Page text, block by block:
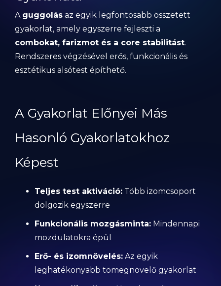
A guggolás az egyik legfontosabb összetett
gyakorlat, amely egyszerre fejleszti a
combokat, farizmot és a core stabilitást.
Rendszeres végzésével erős, funkcionális és
esztétikus alsótest építhető.
A Gyakorlat Előnyei Más
Hasonló Gyakorlatokhoz
Képest
Teljes test aktiváció: Több izomcsoport
dolgozik egyszerre
Funkcionális mozgásminta: Mindennapi
mozdulatokra épül
Erő- és izomnövelés: Az egyik
leghatékonyabb tömegnövelő gyakorlat